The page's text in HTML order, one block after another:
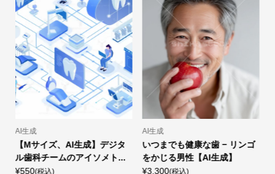
AI生成
【Mサイズ、AI生成】デジタ
ル歯科チームのアイソメト...
¥550(税込)
AI生成
いつまでも健康な歯 − リンゴ
をかじる男性【AI生成】
¥3,300(税込)